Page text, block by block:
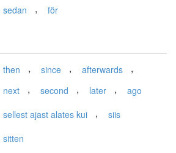
sedan , för
then , since , afterwards ,
next , second , later , ago
sellest ajast alates kui , siis
sitten